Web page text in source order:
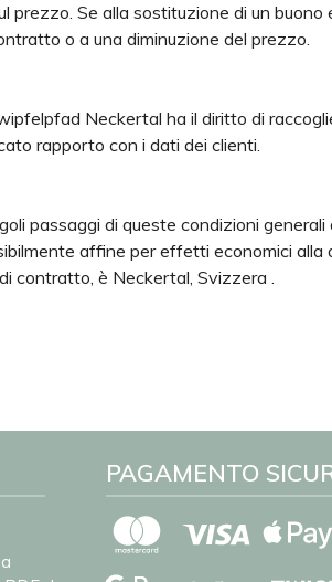
prezzo. Se alla sostituzione di un
o a una diminuzione del prezzo.
Neckertal ha il diritto di
rapporto con i dati dei clienti.
passaggi di queste condizioni
affine per effetti economici
contratto, è Neckertal, Svizzera .
PAGAMENTO